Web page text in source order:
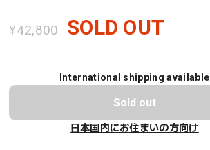
¥42,800 SOLD OUT
International shipping available
Sold out
日本国内にお住まいの方向け